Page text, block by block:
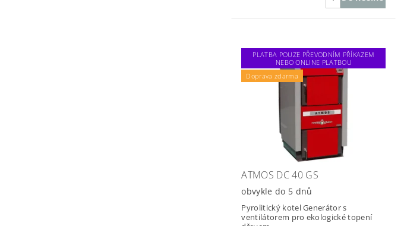
PLATBA POUZE PŘEVODNÍM PŘÍKAZEM
NEBO ONLINE PLATBOU
Doprava zdarma
ATMOS DC 40 GS
obvykle do 5 dnů
Pyrolitický kotel Generátor s
ventilátorem pro ekologické topení